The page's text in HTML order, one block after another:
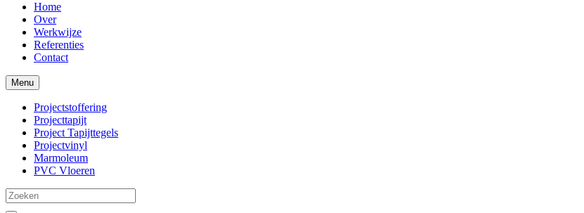
Home
Over
Werkwijze
Referenties
Contact
Menu
Projectstoffering
Projecttapijt
Project Tapijttegels
Projectvinyl
Marmoleum
PVC Vloeren